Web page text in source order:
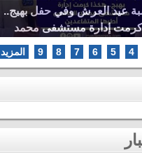
عيد العرش وفي حفل بهيج..
كرمت إدارة مستشفى محمد
المتقاعدين
4
5
6
7
8
9 المزيد